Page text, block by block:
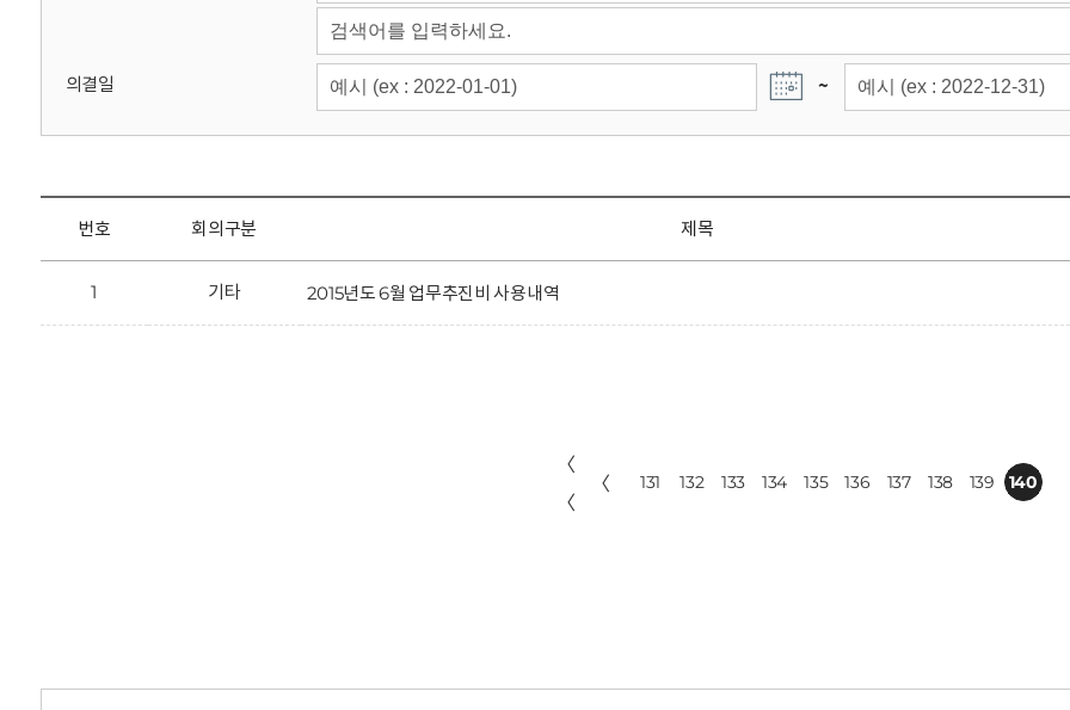
의결일 ~
번호 회의구분 제목
1 기타 2015년도 6월 업무추진비 사용내역
〈
〈
〈 131 132 133 134 135 136 137 138 139 140